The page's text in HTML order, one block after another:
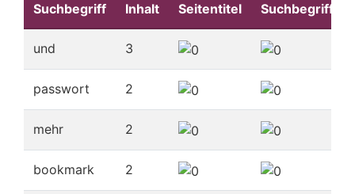
Suchbegriff Inhalt Seitentitel Suchbegriffe
und 3
passwort 2
mehr 2
bookmark 2